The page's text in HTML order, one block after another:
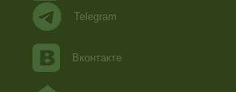
Telegram
Вконтакте